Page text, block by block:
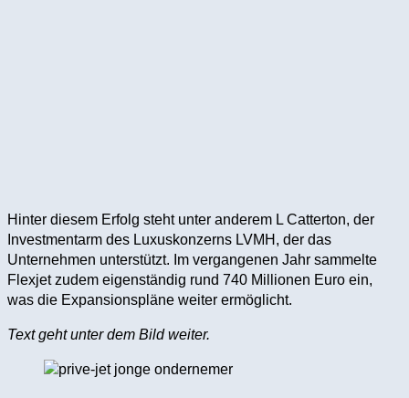
Hinter diesem Erfolg steht unter anderem L Catterton, der
Investmentarm des Luxuskonzerns LVMH, der das
Unternehmen unterstützt. Im vergangenen Jahr sammelte
Flexjet zudem eigenständig rund 740 Millionen Euro ein,
was die Expansionspläne weiter ermöglicht.
Text geht unter dem Bild weiter.